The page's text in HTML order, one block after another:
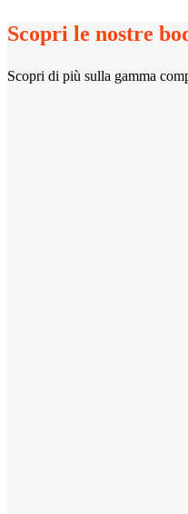
Scopri le nostre
Scopri di più sulla gamma